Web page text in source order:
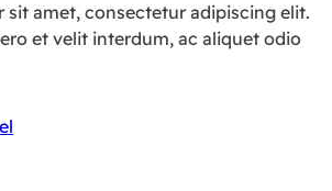
sit amet, consectetur adipiscing elit.
et velit interdum, ac aliquet odio